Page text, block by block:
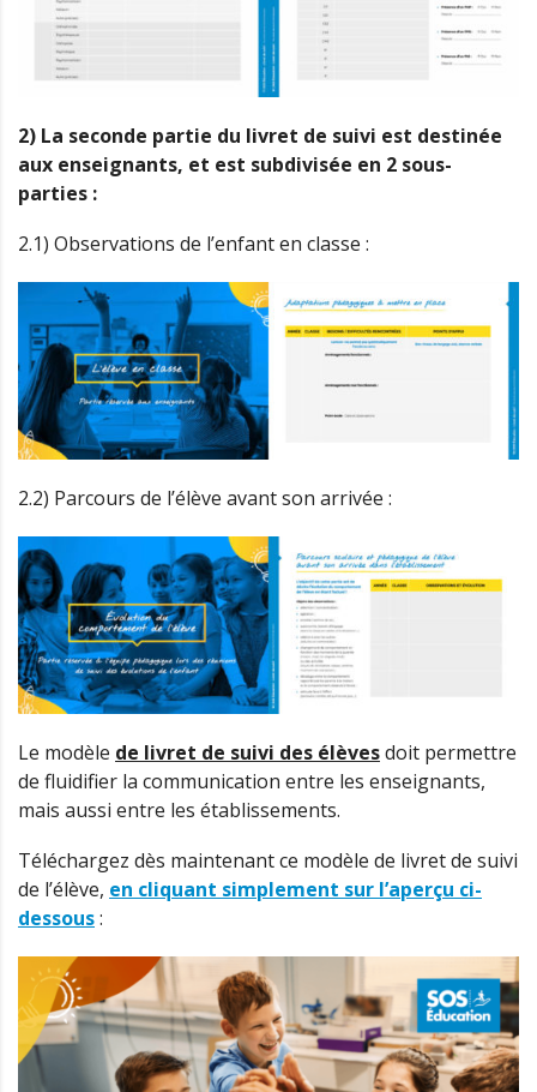
2) La seconde partie du livret de suivi est destinée
aux enseignants, et est subdivisée en 2 sous-
parties :
2.1) Observations de l’enfant en classe :
2.2) Parcours de l’élève avant son arrivée :
Le modèle de livret de suivi des élèvesdoit permettre
de fluidifier la communication entre les enseignants,
mais aussi entre les établissements.
Téléchargez dès maintenant ce modèle de livret de suivi
de l’élève, en cliquant simplement sur l’aperçu ci-
dessous: